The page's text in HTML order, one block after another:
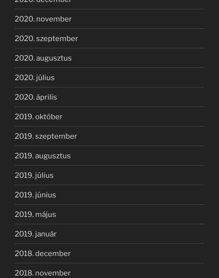
2020. november
2020. szeptember
2020. augusztus
2020. július
2020. április
2019. október
2019. szeptember
2019. augusztus
2019. július
2019. június
2019. május
2019. január
2018. december
2018. november